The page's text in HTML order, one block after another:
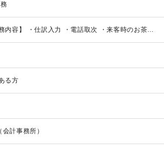
事務
内容】 ・仕訳入力 ・電話取次
・来客時のお茶出
がしやすいので、ご相談事もしやすい雰囲気で
ご安心ください。・クライアントの業種は多岐に
装はオフィスカジュアルです。
る方
計事務所）